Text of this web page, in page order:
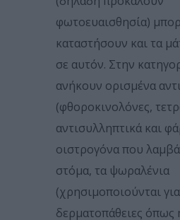
φωτοευαισθησία)
καταστήσουν και τα
σε αυτόν. Στην
ανήκουν ορισμένα
(φθοροκινολόνες,
αντισυλληπτικά και
οιστρογόνα που
στόμα, τα ψωραλένια
(χρησιμοποιούνται για
δερματοπάθειες